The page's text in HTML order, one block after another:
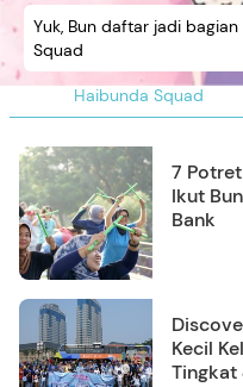
Haibunda Squad
Yuk, Bun daftar jadi
Squad
7
Ikut
Bank
Kecil
Tingkat